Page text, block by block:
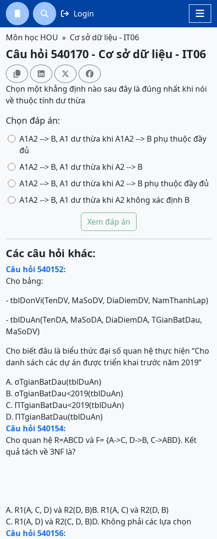

  Login
Môn học HOU Cơ sở dữ liệu - IT06
Câu hỏi 540170 - Cơ sở dữ liệu - IT06
   
Chọn một khẳng định nào sau đây là đúng nhất khi nói
về thuộc tính dư thừa
Chọn đáp án:
A1A2 --> B, A1 dư thừa khi A1A2 --> B phụ thuộc đầy
đủ
A1A2 --> B, A1 dư thừa khi A2 --> B
A1A2 --> B, A1 dư thừa khi A2 --> B phụ thuộc đầy đủ
A1A2 --> B, A1 dư thừa khi A2 không xác định B
Xem đáp án
Các câu hỏi khác:
Câu hỏi 540152:
Cho bảng:
- tblDonVi(TenDV, MaSoDV, DiaDiemDV, NamThanhLap)
- tblDuAn(TenDA, MaSoDA, DiaDiemDA, TGianBatDau,
MaSoDV)
Cho biết đâu là biểu thức đại số quan hệ thực hiện “Cho
danh sách các dự án được triển khai trước năm 2019”
A. σTgianBatDau(tblDuAn)
B. σTgianBatDau<2019(tblDuAn)
C. ΠTgianBatDau<2019(tblDuAn)
D. ΠTgianBatDau(tblDuAn)
Câu hỏi 540154:
Cho quan hệ R=ABCD và F= {A->C, D->B, C->ABD}. Kết
quả tách về 3NF là?
A. R1(A, C, D) và R2(D, B)B. R1(A, C) và R2(D, B)
C. R1(A, D) và R2(C, D, B)D. Không phải các lựa chọn
Câu hỏi 540156: